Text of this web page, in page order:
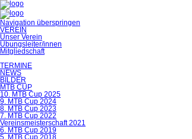
Navigation überspringen
VEREIN
Unser Verein
Übungsleiter/innen
Mitgliedschaft
TERMINE
NEWS
BILDER
MTB CUP
10. MTB Cup 2025
9. MTB Cup 2024
8. MTB Cup 2023
7. MTB Cup 2022
Vereinsmeisterschaft 2021
6. MTB Cup 2019
5. MTB Cup 2018